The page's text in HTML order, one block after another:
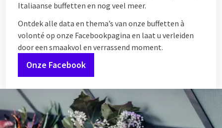
Italiaanse buffetten en nog veel meer.
Ontdek alle data en thema’s van onze buffetten à
volonté op onze Facebookpagina en laat u verleiden
door een smaakvol en verrassend moment.
Onze Facebook